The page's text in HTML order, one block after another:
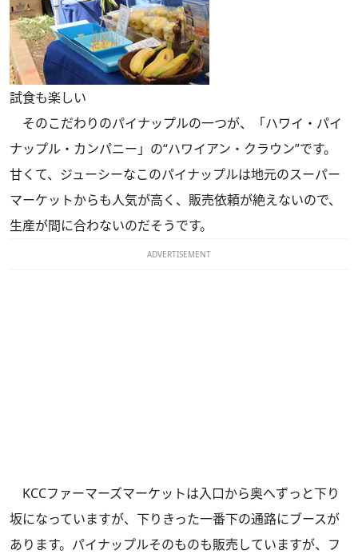
試食も楽しい
そのこだわりのパイナップルの一つが、「ハワイ・パイ
ナップル・カンパニー」の“ハワイアン・クラウン”です。
甘くて、ジューシーなこのパイナップルは地元のスーパー
マーケットからも人気が高く、販売依頼が絶えないので、
生産が間に合わないのだそうです。
ADVERTISEMENT
KCCファーマーズマーケットは入口から奥へずっと下り
坂になっていますが、下りきった一番下の通路にブースが
あります。パイナップルそのものも販売していますが、フ